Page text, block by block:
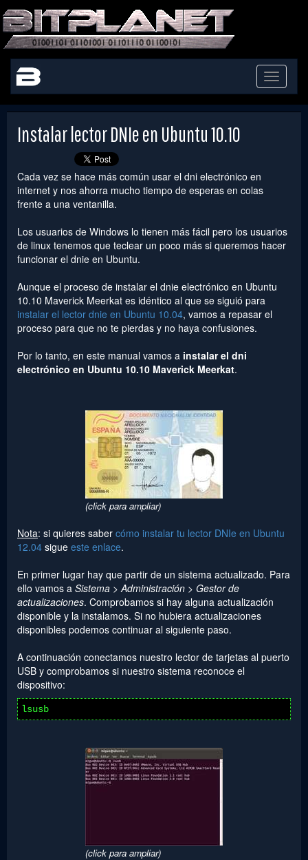
Toggle
Instalar lector DNIe en Ubuntu 10.10
Cada vez se hace más común usar el dni electrónico en
internet y nos ahorra mucho tiempo de esperas en colas
frente a una ventanilla.
Los usuarios de Windows lo tienen más fácil pero los usuarios
de linux tenemos que teclear un poco más si queremos hacer
funcionar el dnie en Ubuntu.
Aunque el proceso de instalar el dnie electrónico en Ubuntu
10.10 Maverick Meerkat es idéntico al que se siguió para
instalar el lector dnie en Ubuntu 10.04, vamos a repasar el
proceso para que no te pierdas y no haya confusiones.
Por lo tanto, en este manual vamos a instalar el dni
electrónico en Ubuntu 10.10 Maverick Meerkat.
(click para ampliar)
Nota: si quieres saber cómo instalar tu lector DNIe en Ubuntu
12.04 sigue este enlace.
En primer lugar hay que partir de un sistema actualizado. Para
ello vamos a Sistema > Administración > Gestor de
actualizaciones. Comprobamos si hay alguna actualización
disponible y la instalamos. Si no hubiera actualizaciones
disponibles podemos continuar al siguiente paso.
A continuación conectamos nuestro lector de tarjetas al puerto
USB y comprobamos si nuestro sistema reconoce el
dispositivo:
lsusb
(click para ampliar)